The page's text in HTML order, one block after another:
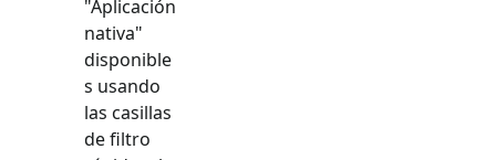
"Aplicación
nativa"
disponible
s usando
las casillas
de filtro